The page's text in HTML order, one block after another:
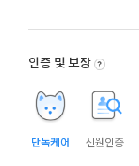
인증 및 보장
단독케어 신원인증